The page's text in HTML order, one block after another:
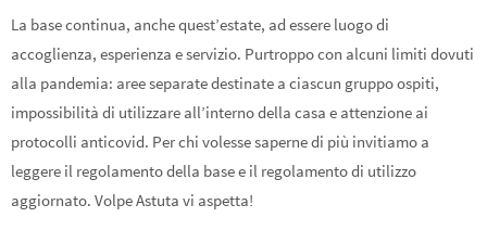
La base continua, anche quest’estate, ad essere luogo di
accoglienza, esperienza e servizio. Purtroppo con alcuni limiti dovuti
alla pandemia: aree separate destinate a ciascun gruppo ospiti,
impossibilità di utilizzare all’interno della casa e attenzione ai
protocolli anticovid. Per chi volesse saperne di più invitiamo a
leggere il regolamento della base e il regolamento di utilizzo
aggiornato. Volpe Astuta vi aspetta!